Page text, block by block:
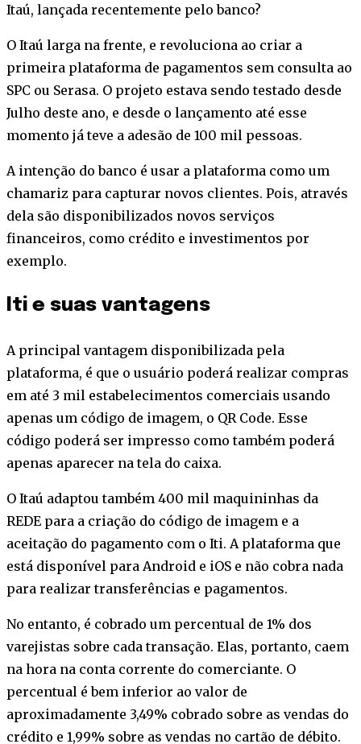
Itaú, lançada recentemente pelo banco?
O Itaú larga na frente, e revoluciona ao criar a
primeira plataforma de pagamentos sem consulta ao
SPC ou Serasa. O projeto estava sendo testado desde
Julho deste ano, e desde o lançamento até esse
momento já teve a adesão de 100 mil pessoas.
A intenção do banco é usar a plataforma como um
chamariz para capturar novos clientes. Pois, através
dela são disponibilizados novos serviços
financeiros, como crédito e investimentos por
exemplo.
Iti e suas vantagens
A principal vantagem disponibilizada pela
plataforma, é que o usuário poderá realizar compras
em até 3 mil estabelecimentos comerciais usando
apenas um código de imagem, o QR Code. Esse
código poderá ser impresso como também poderá
apenas aparecer na tela do caixa.
O Itaú adaptou também 400 mil maquininhas da
REDE para a criação do código de imagem e a
aceitação do pagamento com o Iti. A plataforma que
está disponível para Android e iOS e não cobra nada
para realizar transferências e pagamentos.
No entanto, é cobrado um percentual de 1% dos
varejistas sobre cada transação. Elas, portanto, caem
na hora na conta corrente do comerciante. O
percentual é bem inferior ao valor de
aproximadamente 3,49% cobrado sobre as vendas do
crédito e 1,99% sobre as vendas no cartão de débito.